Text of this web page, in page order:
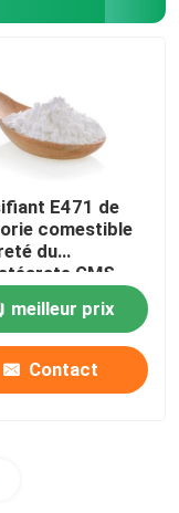
E471 de
comestible
du
GMS
de glycérol
pour la
meilleur prix
Contact